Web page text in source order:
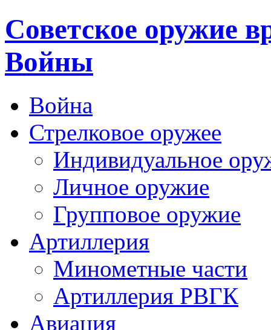
Cоветское оружие
Войны
Война
Стрелковое оружее
Индивидуальное
Личное оружие
Групповое оружие
Артиллерия
Минометные части
Артиллерия РВГК
Авиация